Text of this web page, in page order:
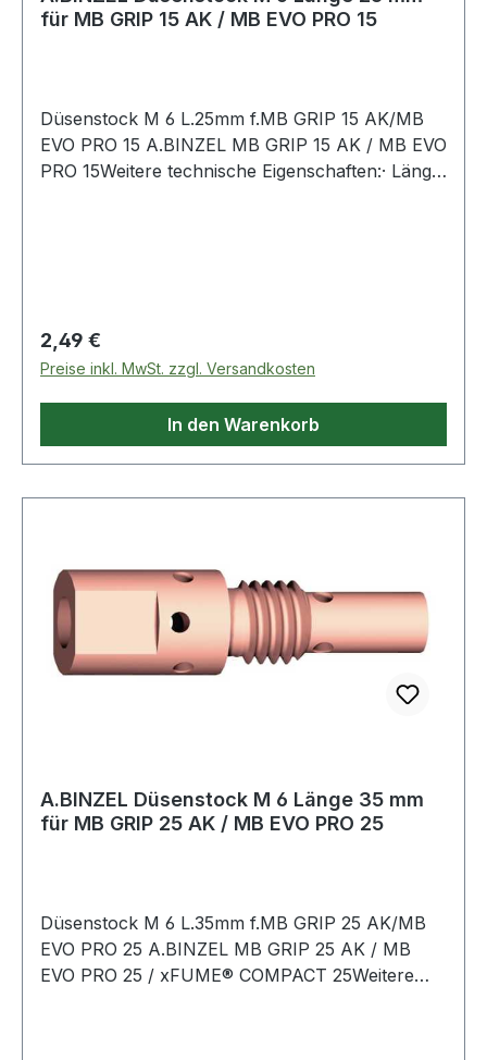
für MB GRIP 15 AK / MB EVO PRO 15
Düsenstock M 6 L.25mm f.MB GRIP 15 AK/MB
EVO PRO 15 A.BINZEL MB GRIP 15 AK / MB EVO
PRO 15Weitere technische Eigenschaften:· Länge:
Regulärer Preis:
2,49 €
Preise inkl. MwSt. zzgl. Versandkosten
In den Warenkorb
A.BINZEL Düsenstock M 6 Länge 35 mm
für MB GRIP 25 AK / MB EVO PRO 25
Düsenstock M 6 L.35mm f.MB GRIP 25 AK/MB
EVO PRO 25 A.BINZEL MB GRIP 25 AK / MB
EVO PRO 25 / xFUME® COMPACT 25Weitere